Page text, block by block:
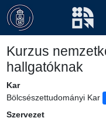
Kurzus
hallgatóknak
Kar
Bölcsészettudományi Kar
Szervezet